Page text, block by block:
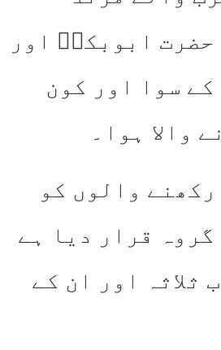
حضرت ابوبکرؓ اور
کے سوا اور کون
والا ہوا۔
والوں کو
قرار دیا ہے
ثلاثہ اور ان کے